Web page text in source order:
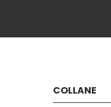
COLLANE